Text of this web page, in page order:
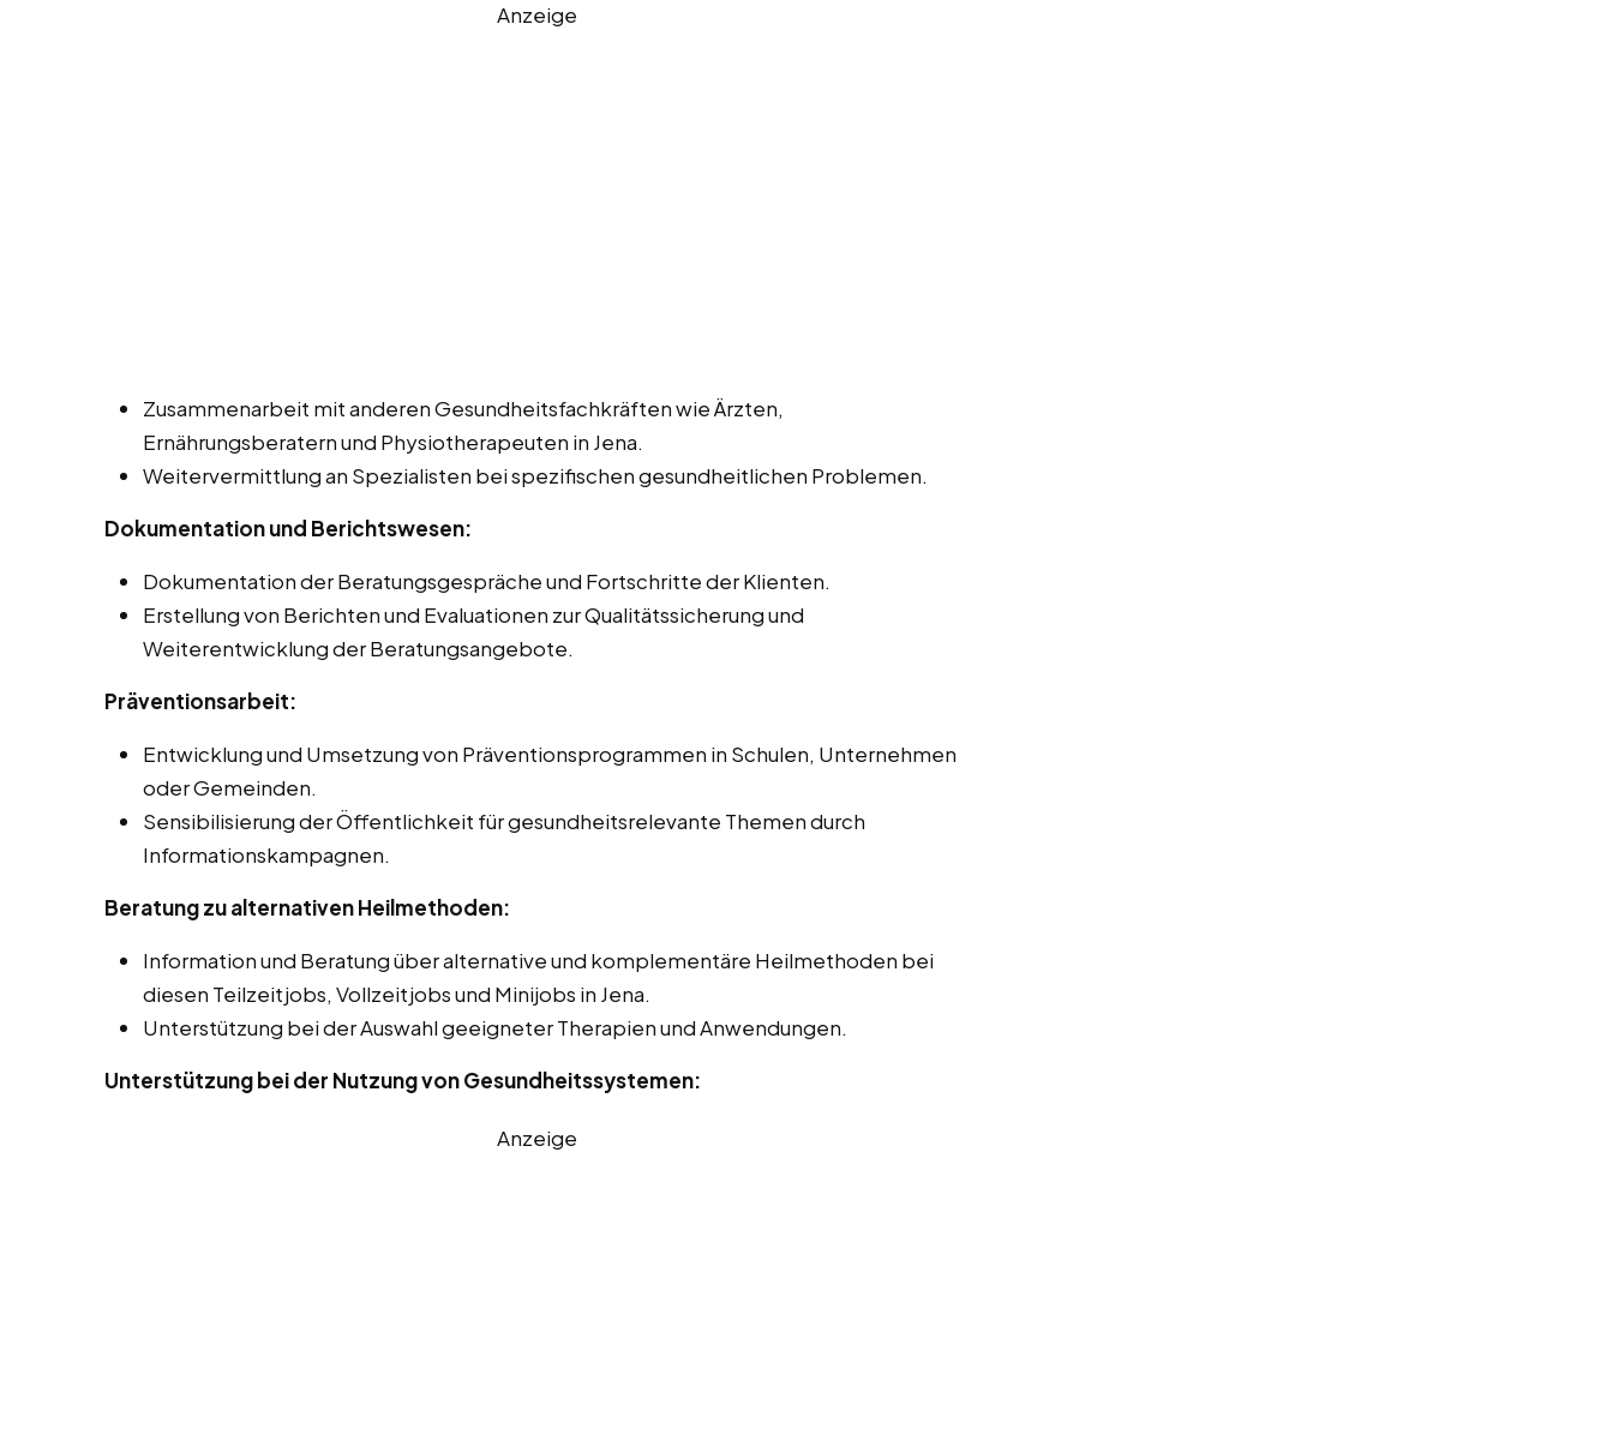
Anzeige
Zusammenarbeit mit anderen Gesundheitsfachkräften wie Ärzten,
Ernährungsberatern und Physiotherapeuten in Jena.
Weitervermittlung an Spezialisten bei spezifischen gesundheitlichen Problemen.
Dokumentation und Berichtswesen:
Dokumentation der Beratungsgespräche und Fortschritte der Klienten.
Erstellung von Berichten und Evaluationen zur Qualitätssicherung und
Weiterentwicklung der Beratungsangebote.
Präventionsarbeit:
Entwicklung und Umsetzung von Präventionsprogrammen in Schulen, Unternehmen
oder Gemeinden.
Sensibilisierung der Öffentlichkeit für gesundheitsrelevante Themen durch
Informationskampagnen.
Beratung zu alternativen Heilmethoden:
Information und Beratung über alternative und komplementäre Heilmethoden bei
diesen Teilzeitjobs, Vollzeitjobs und Minijobs in Jena.
Unterstützung bei der Auswahl geeigneter Therapien und Anwendungen.
Unterstützung bei der Nutzung von Gesundheitssystemen:
Anzeige